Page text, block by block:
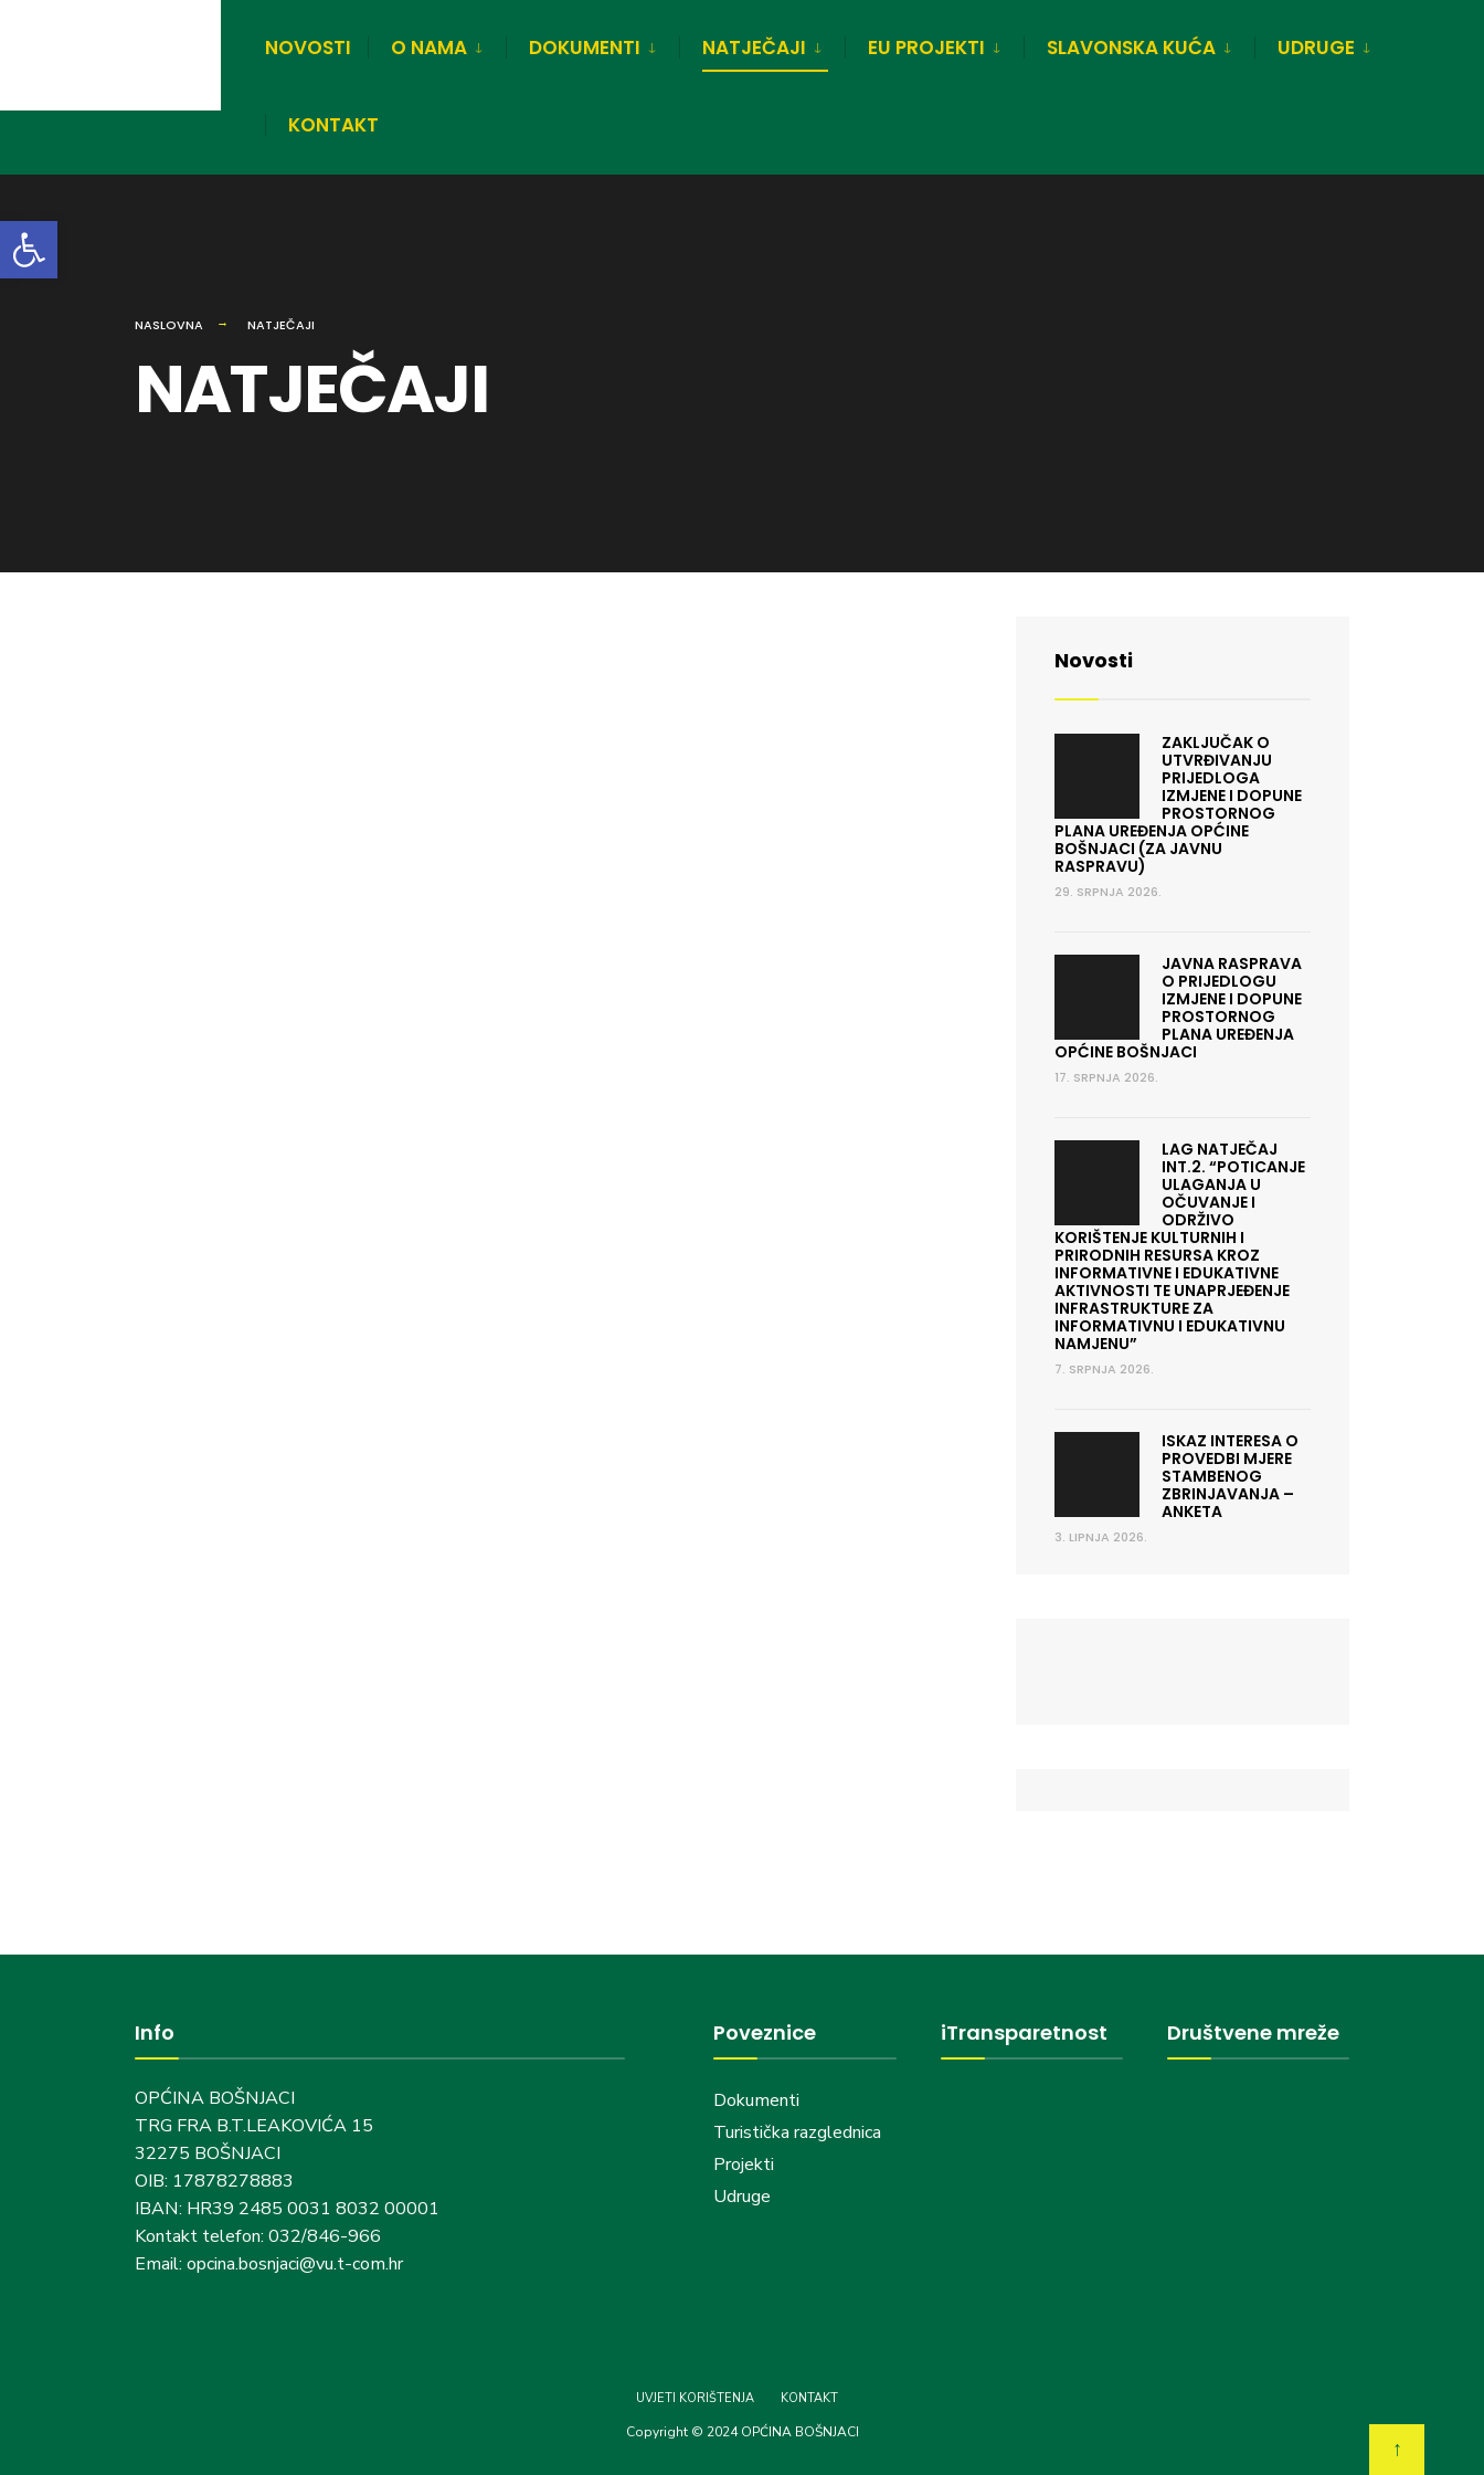
NOVOSTI O NAMA DOKUMENTI NATJEČAJI EU PROJEKTI SLAVONSKA KUĆA UDRUGE
KONTAKT
NASLOVNA NATJEČAJI
NATJEČAJI
Novosti
ZAKLJUČAK O
UTVRĐIVANJU
PRIJEDLOGA
IZMJENE I DOPUNE
PROSTORNOG
PLANA UREĐENJA OPĆINE
BOŠNJACI (ZA JAVNU
RASPRAVU)
29. SRPNJA 2026.
JAVNA RASPRAVA
O PRIJEDLOGU
IZMJENE I DOPUNE
PROSTORNOG
PLANA UREĐENJA
OPĆINE BOŠNJACI
17. SRPNJA 2026.
LAG NATJEČAJ
INT.2. “POTICANJE
ULAGANJA U
OČUVANJE I
ODRŽIVO
KORIŠTENJE KULTURNIH I
PRIRODNIH RESURSA KROZ
INFORMATIVNE I EDUKATIVNE
AKTIVNOSTI TE UNAPRJEĐENJE
INFRASTRUKTURE ZA
INFORMATIVNU I EDUKATIVNU
NAMJENU”
7. SRPNJA 2026.
ISKAZ INTERESA O
PROVEDBI MJERE
STAMBENOG
ZBRINJAVANJA –
ANKETA
3. LIPNJA 2026.
Info
OPĆINA BOŠNJACI
TRG FRA B.T.LEAKOVIĆA 15
32275 BOŠNJACI
OIB: 17878278883
IBAN: HR39 2485 0031 8032 00001
Kontakt telefon: 032/846-966
Email: opcina.bosnjaci@vu.t-com.hr
Poveznice
Dokumenti
Turistička razglednica
Projekti
Udruge
iTransparetnost Društvene mreže
UVJETI KORIŠTENJA KONTAKT
Copyright © 2024 OPĆINA BOŠNJACI
↑
Open toolbar